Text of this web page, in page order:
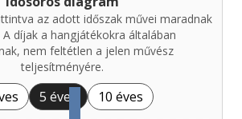
az adott időszak művei maradnak
A díjak a hangjátékokra általában
nem feltétlen a jelen művész
teljesítményére.
5 éves 10 éves